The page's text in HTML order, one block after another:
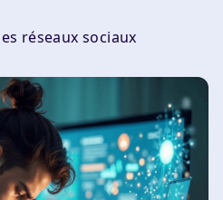
réseaux sociaux